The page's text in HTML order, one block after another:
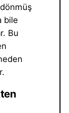
dönmüş
bile
Bu